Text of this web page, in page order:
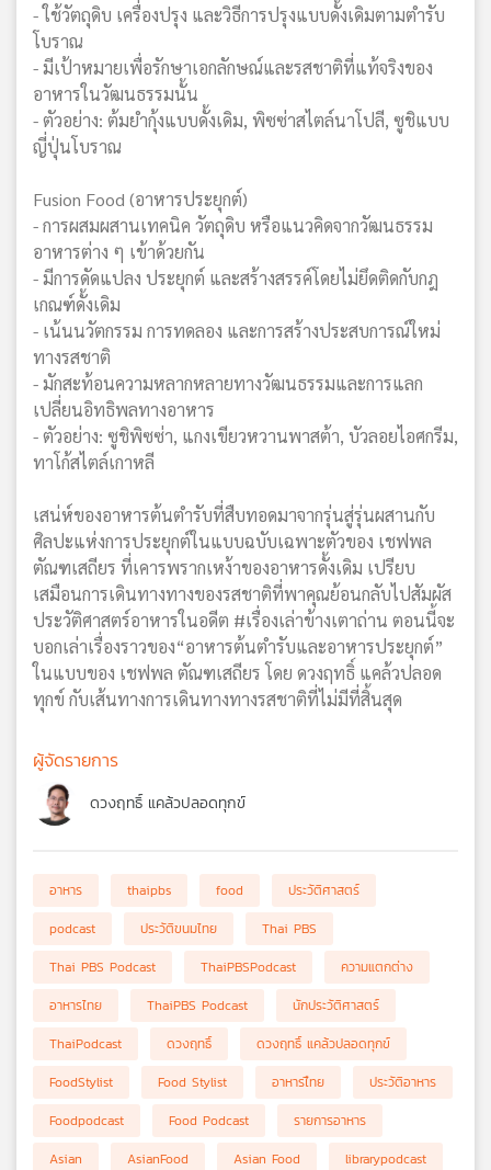
- ใช้วัตถุดิบ เครื่องปรุง และวิธีการปรุงแบบดั้งเดิมตามตำรับ
โบราณ
- มีเป้าหมายเพื่อรักษาเอกลักษณ์และรสชาติที่แท้จริงของ
อาหารในวัฒนธรรมนั้น
- ตัวอย่าง: ต้มยำกุ้งแบบดั้งเดิม, พิซซ่าสไตล์นาโปลี, ซูชิแบบ
ญี่ปุ่นโบราณ
Fusion Food (อาหารประยุกต์)
- การผสมผสานเทคนิค วัตถุดิบ หรือแนวคิดจากวัฒนธรรม
อาหารต่าง ๆ เข้าด้วยกัน
- มีการดัดแปลง ประยุกต์ และสร้างสรรค์โดยไม่ยึดติดกับกฎ
เกณฑ์ดั้งเดิม
- เน้นนวัตกรรม การทดลอง และการสร้างประสบการณ์ใหม่
ทางรสชาติ
- มักสะท้อนความหลากหลายทางวัฒนธรรมและการแลก
เปลี่ยนอิทธิพลทางอาหาร
- ตัวอย่าง: ซูชิพิซซ่า, แกงเขียวหวานพาสต้า, บัวลอยไอศกรีม,
ทาโก้สไตล์เกาหลี
เสน่ห์ของอาหารต้นตำรับที่สืบทอดมาจากรุ่นสู่รุ่นผสานกับ
ศิลปะแห่งการประยุกต์ในแบบฉบับเฉพาะตัวของ เชฟพล
ตัณฑเสถียร ที่เคารพรากเหง้าของอาหารดั้งเดิม เปรียบ
เสมือนการเดินทางทางของรสชาติที่พาคุณย้อนกลับไปสัมผัส
ประวัติศาสตร์อาหารในอดีต #เรื่องเล่าข้างเตาถ่าน ตอนนี้จะ
บอกเล่าเรื่องราวของ“อาหารต้นตำรับและอาหารประยุกต์”
ในแบบของ เชฟพล ตัณฑเสถียร โดย ดวงฤทธิ์ แคล้วปลอด
ทุกข์ กับเส้นทางการเดินทางทางรสชาติที่ไม่มีที่สิ้นสุด
ผู้จัดรายการ
ดวงฤทธิ์ แคล้วปลอดทุกข์
อาหาร thaipbs food
ประวัติศาสตร์
podcast
ประวัติขนมไทย
Thai PBS
Thai PBS Podcast
ThaiPBSPodcast
ความแตกต่าง
อาหารไทย
ThaiPBS Podcast
นักประวัติศาสตร์
ThaiPodcast
ดวงฤทธิ์
ดวงฤทธิ์ แคล้วปลอดทุกข์
FoodStylist
Food Stylist อาหารไืทย
ประวัติอาหาร
Foodpodcast
Food Podcast
รายการอาหาร
Asian
AsianFood Asian Food
librarypodcast